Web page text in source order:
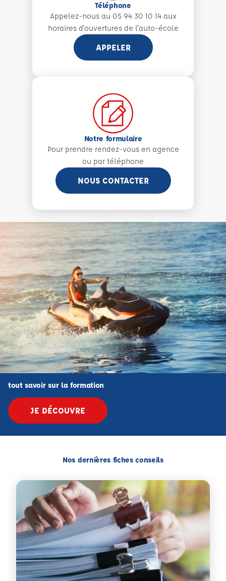
Téléphone
Appelez-nous au 05 94 30 10 14 aux
horaires d'ouvertures de l'auto-école
APPELER
Notre formulaire
Pour prendre rendez-vous en agence
ou par téléphone
NOUS CONTACTER
tout savoir sur la formation
JE DÉCOUVRE
Nos dernières fiches conseils